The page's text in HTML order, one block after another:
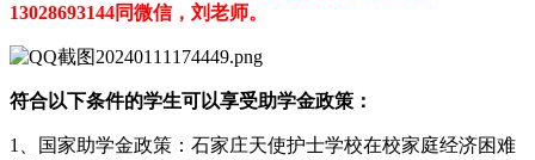
13028693144同微信，刘老师。
符合以下条件的学生可以享受助学金政策：
1、国家助学金政策：石家庄天使护士学校在校家庭经济困难